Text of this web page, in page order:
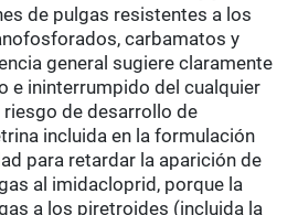
de pulgas resistentes a los
carbamatos y
general sugiere claramente
e ininterrumpido del cualquier
de desarrollo de
incluida en la formulación
para retardar la aparición de
al imidacloprid, porque la
a los piretroides (incluida la